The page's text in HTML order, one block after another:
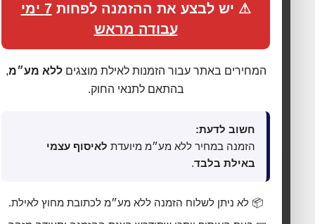
🍪 אנחנו משתמשים בעוגיות כדי לשפר את החוויה
שלך
האתר עושה שימוש בעוגיות (Cookies) לתפעול תקין, אנליטיקה,
⚠ יש לבצע את ההזמנה לפחות 7 ימי
עבודה מראש
המחירים באתר עבור הזמנות לאילת מוצגיםללא מע״מ,
בהתאם לתנאי החוק.
חשוב לדעת:
הזמנה במחיר ללא מע״מ מיועדתלאיסוף עצמי
באילת בלבד.
📦 לא ניתן לשלוח הזמנה ללא מע״מ לכתובת מחוץ לאילת.